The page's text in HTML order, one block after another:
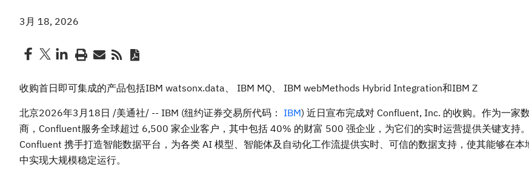
3月 18, 2026
收购首日即可集成的产品包括IBM watsonx.data、 IBM MQ、 IBM webMethods Hybrid Integration和IBM Z
北京2026年3月18日 /美通社/ -- IBM (纽约证券交易所代码： IBM) 近日宣布完成对 Confluent, Inc. 的收购。作为一家
商，Confluent服务全球超过 6,500 家企业客户，其中包括 40% 的财富 500 强企业，为它们的实时运营提供关键支持
Confluent 携手打造智能数据平台，为各类 AI 模型、智能体及自动化工作流提供实时、可信的数据支持，使其能够在本
中实现大规模稳定运行。